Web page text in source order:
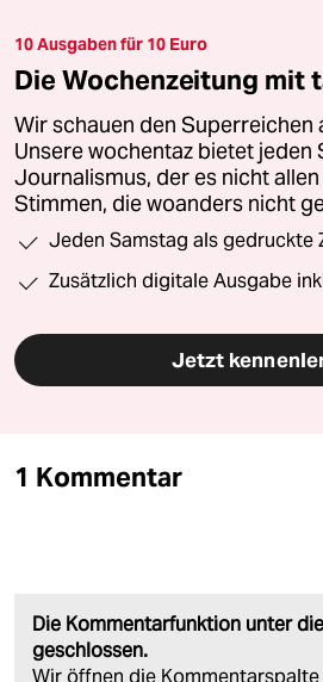
10 Ausgaben für 10 Euro
Die Wochenzeitung mit
Wir schauen den Superreichen
Unsere wochentaz bietet jeden
Journalismus, der es nicht
Stimmen, die woanders nicht
Jeden Samstag als gedruckte
Zusätzlich digitale Ausgabe
Jetzt
1 Kommentar
Die Kommentarfunktion unter
geschlossen.
Wir öffnen die